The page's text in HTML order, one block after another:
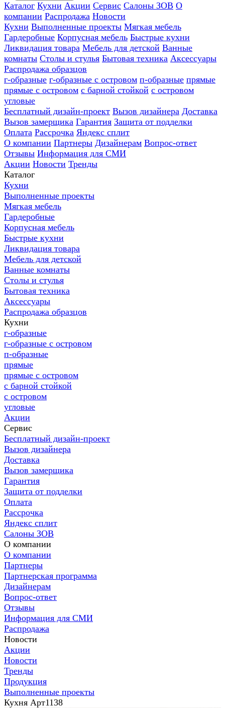
Каталог Кухни Акции Сервис Салоны ЗОВ О
компании Распродажа Новости
Кухни Выполненные проекты Мягкая мебель
Гардеробные Корпусная мебель Быстрые кухни
Ликвидация товара Мебель для детской Ванные
комнаты Столы и стулья Бытовая техника Аксессуары
Распродажа образцов
г-образные г-образные с островом п-образные прямые
прямые с островом с барной стойкой с островом
угловые
Бесплатный дизайн-проект Вызов дизайнера Доставка
Вызов замерщика Гарантия Защита от подделки
Оплата Рассрочка Яндекс сплит
О компании Партнеры Дизайнерам Вопрос-ответ
Отзывы Информация для СМИ
Акции Новости Тренды
Каталог
Кухни
Выполненные проекты
Мягкая мебель
Гардеробные
Корпусная мебель
Быстрые кухни
Ликвидация товара
Мебель для детской
Ванные комнаты
Столы и стулья
Бытовая техника
Аксессуары
Распродажа образцов
Кухни
г-образные
г-образные с островом
п-образные
прямые
прямые с островом
с барной стойкой
с островом
угловые
Акции
Сервис
Бесплатный дизайн-проект
Вызов дизайнера
Доставка
Вызов замерщика
Гарантия
Защита от подделки
Оплата
Рассрочка
Яндекс сплит
Салоны ЗОВ
О компании
О компании
Партнеры
Партнерская программа
Дизайнерам
Вопрос-ответ
Отзывы
Информация для СМИ
Распродажа
Новости
Акции
Новости
Тренды
Продукция
Выполненные проекты
Кухня Арт1138